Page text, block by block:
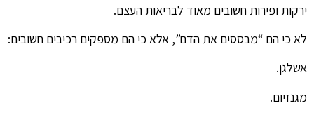
ירקות ופירות חשובים מאוד לבריאות העצם.
לא כי הם “מבססים את הדם”, אלא כי הם מספקים רכיבים חשובים:
אשלגן.
מגנזיום.